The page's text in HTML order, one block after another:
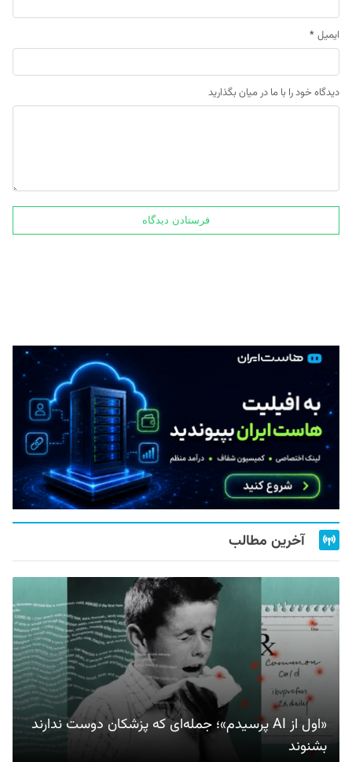
ایمیل *
دیدگاه خود را با ما در میان بگذارید
آخرین مطالب
«اول از AI پرسیدم»؛ جمله‌ای که پزشکان دوست ندارند
بشنوند